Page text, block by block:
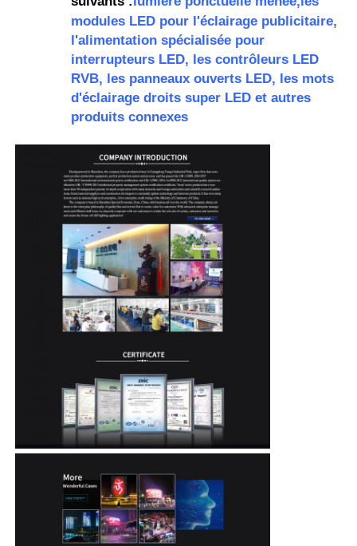
modules LED pour l'éclairage publicitaire,
l'alimentation spécialisée pour
interrupteurs LED, les contrôleurs LED
RVB, les panneaux ouverts LED, les mots
d'éclairage droits super LED et autres
produits connexes